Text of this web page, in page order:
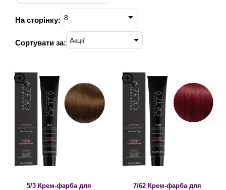
На сторінку: 8
Сортувати за: Акції
5/3 Крем-фарба для
7/62 Крем-фарба для